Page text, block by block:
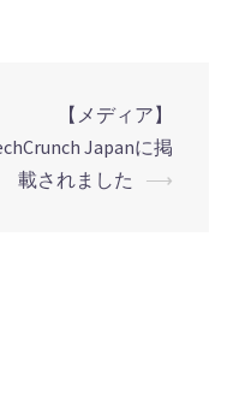
【メディア】
Japanに掲
載されました
⟶